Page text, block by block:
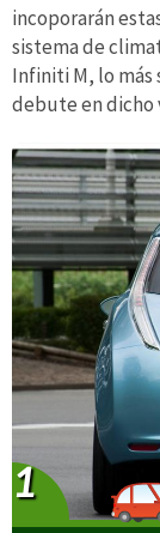
incoporarán
sistema de
Infiniti M, lo más
debute en dicho
1